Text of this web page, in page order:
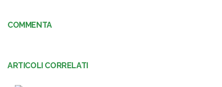
COMMENTA
ARTICOLI CORRELATI